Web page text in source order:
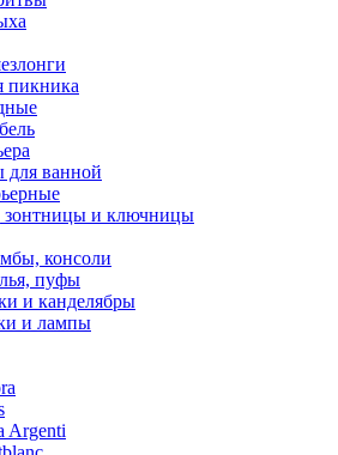
пикника
для ванной
зонтницы и ключницы
консоли
пуфы
и канделябры
и лампы
Argenti